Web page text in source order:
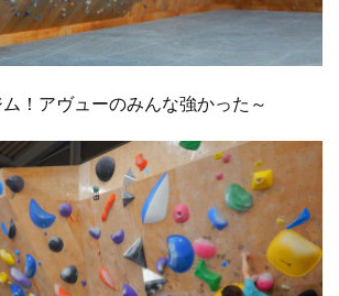
！アヴューのみんな強かった～